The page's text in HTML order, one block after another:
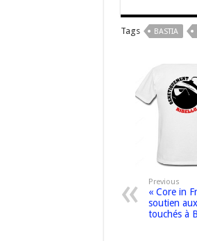
Tags BASTIA
Previous
« Core in
soutien
touchés à